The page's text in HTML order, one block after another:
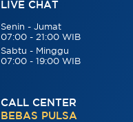
LIVE CHAT
Senin - Jumat
07:00 - 21:00 WIB
Sabtu - Minggu
07:00 - 19:00 WIB
CALL CENTER
BEBAS PULSA